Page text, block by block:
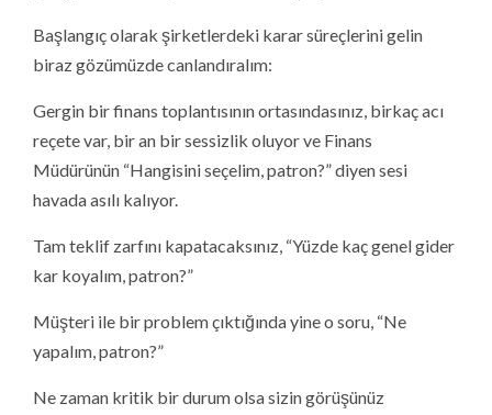
Başlangıç olarak şirketlerdeki karar süreçlerini gelin
biraz gözümüzde canlandıralım:
Gergin bir finans toplantısının ortasındasınız, birkaç acı
reçete var, bir an bir sessizlik oluyor ve Finans
Müdürünün “Hangisini seçelim, patron?” diyen sesi
havada asılı kalıyor.
Tam teklif zarfını kapatacaksınız, “Yüzde kaç genel gider
kar koyalım, patron?”
Müşteri ile bir problem çıktığında yine o soru, “Ne
yapalım, patron?”
Ne zaman kritik bir durum olsa sizin görüşünüz